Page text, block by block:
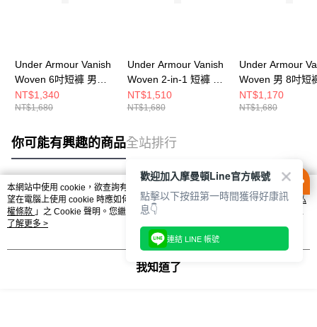
Under Armour Vanish
Woven 6吋短褲 男
1373718-338
NT$1,340
NT$1,680
Under Armour Vanish
Woven 2-in-1 短褲 女
6009967-008
NT$1,510
NT$1,680
Under Armour
Woven 男 8吋短
1370382-001
NT$1,170
NT$1,680
你可能有興趣的商品全站排行
熱門標籤
本網站中使用 cookie，欲查詢有關本網站使用 cookie 方式之詳情，及若您不希
望在電腦上使用 cookie 時應如何變更電腦的 cookie 設定，請參閱本網站「
隱私
權條款 」之 Cookie 聲明。您繼續使用本網站即表示您同意本公司得按本網站使
用條款之 Cookie 聲明使用 cookie。
了解更多 >
我知道了
歡迎加入摩曼頓Line官方帳號
點擊以下按鈕第一時間獲得好康訊
息👇
連結 LINE 帳號